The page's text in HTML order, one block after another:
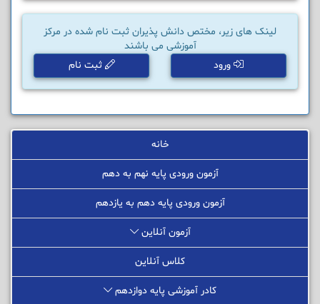
لینک های زیر، مختص دانش پذیران ثبت نام شده در مرکز
آموزشی می باشند
ورود
ثبت نام
خانه
آزمون ورودی پایه نهم به دهم
آزمون ورودی پایه دهم به یازدهم
آزمون آنلاین
کلاس آنلاین
کادر آموزشی پایه دوازدهم